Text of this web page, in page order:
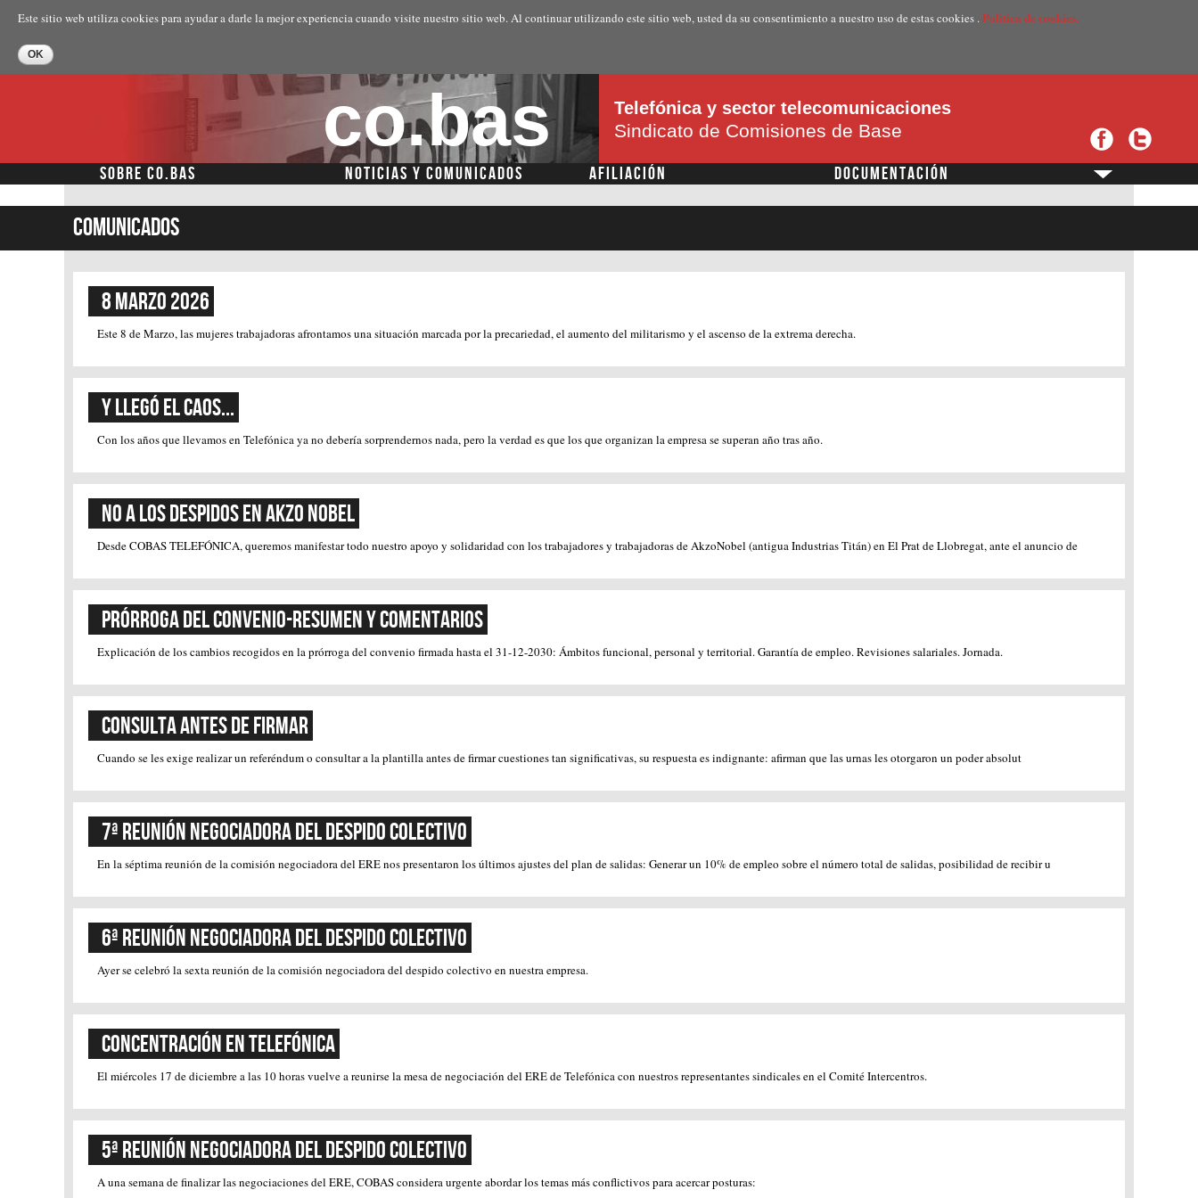
contenido
Este sitio web utiliza cookies para ayudar a darle la mejor experiencia cuando visite nuestro sitio web. Al continuar utilizando este sitio web, usted da su consentimiento a nuestro uso de estas cookies .Politica de cookies.
co.bas Telefónica y sector telecomunicaciones
Sindicato de Comisiones de Base
Menú secundario
SOBRE CO.BAS NOTICIAS Y COMUNICADOS AFILIACIÓN DOCUMENTACIÓN ?
Comunicados
8 Marzo 2026
Este 8 de Marzo, las mujeres trabajadoras afrontamos una situación marcada por la precariedad, el aumento del militarismo y el ascenso de la extrema derecha.
Y llegó el caos...
Con los años que llevamos en Telefónica ya no debería sorprendernos nada, pero la verdad es que los que organizan la empresa se superan año tras año.
No a los despidos en Akzo Nobel
Desde COBAS TELEFÓNICA, queremos manifestar todo nuestro apoyo y solidaridad con los trabajadores y trabajadoras de AkzoNobel (antigua Industrias Titán) en El Prat de Llobregat, ante el anuncio de
Prórroga del Convenio-Resumen y comentarios
Explicación de los cambios recogidos en la prórroga del convenio firmada hasta el 31-12-2030: Ámbitos funcional, personal y territorial. Garantía de empleo. Revisiones salariales. Jornada.
Consulta antes de firmar
Cuando se les exige realizar un referéndum o consultar a la plantilla antes de firmar cuestiones tan significativas, su respuesta es indignante: afirman que las urnas les otorgaron un poder absolut
7ª Reunión Negociadora del Despido Colectivo
En la séptima reunión de la comisión negociadora del ERE nos presentaron los últimos ajustes del plan de salidas: Generar un 10% de empleo sobre el número total de salidas, posibilidad de recibir u
6ª Reunión Negociadora del Despido Colectivo
Ayer se celebró la sexta reunión de la comisión negociadora del despido colectivo en nuestra empresa.
Concentración en Telefónica
El miércoles 17 de diciembre a las 10 horas vuelve a reunirse la mesa de negociación del ERE de Telefónica con nuestros representantes sindicales en el Comité Intercentros.
5ª Reunión Negociadora del Despido Colectivo
A una semana de finalizar las negociaciones del ERE, COBAS considera urgente abordar los temas más conflictivos para acercar posturas: